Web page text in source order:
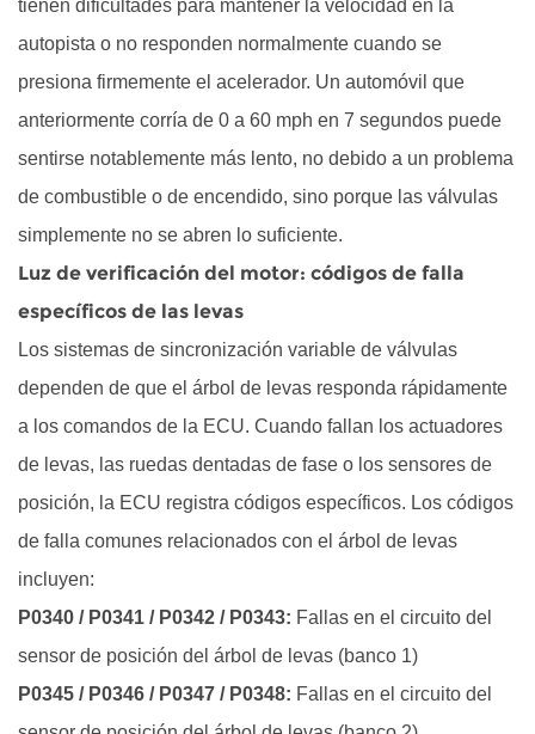
tienen dificultades para mantener la velocidad en la
autopista o no responden normalmente cuando se
presiona firmemente el acelerador. Un automóvil que
anteriormente corría de 0 a 60 mph en 7 segundos puede
sentirse notablemente más lento, no debido a un problema
de combustible o de encendido, sino porque las válvulas
simplemente no se abren lo suficiente.
Luz de verificación del motor: códigos de falla
específicos de las levas
Los sistemas de sincronización variable de válvulas
dependen de que el árbol de levas responda rápidamente
a los comandos de la ECU. Cuando fallan los actuadores
de levas, las ruedas dentadas de fase o los sensores de
posición, la ECU registra códigos específicos. Los códigos
de falla comunes relacionados con el árbol de levas
incluyen:
P0340 / P0341 / P0342 / P0343: Fallas en el circuito del
sensor de posición del árbol de levas (banco 1)
P0345 / P0346 / P0347 / P0348: Fallas en el circuito del